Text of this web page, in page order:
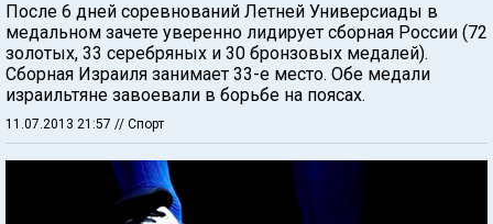
После 6 дней соревнований Летней Универсиады в
медальном зачете уверенно лидирует сборная России (72
золотых, 33 серебряных и 30 бронзовых медалей).
Сборная Израиля занимает 33-е место. Обе медали
израильтяне завоевали в борьбе на поясах.
11.07.2013 21:57 // Спорт